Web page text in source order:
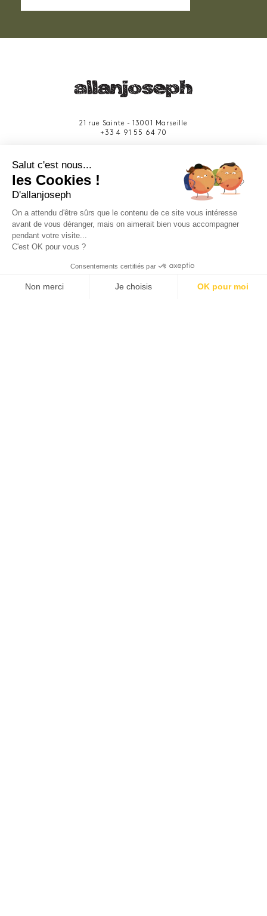
21 rue Sainte - 13001 Marseille
+33 4 91 55 64 70
Provence-Alpes-Côte d'Azur.
Salut c'est nous...
les Cookies !
D'allanjoseph
On a attendu d'être sûrs que le contenu de ce site vous intéresse
avant de vous déranger, mais on aimerait bien vous accompagner
pendant votre visite...
C'est OK pour vous ?
Consentements certifiés par
Non merci Je choisis OK pour moi